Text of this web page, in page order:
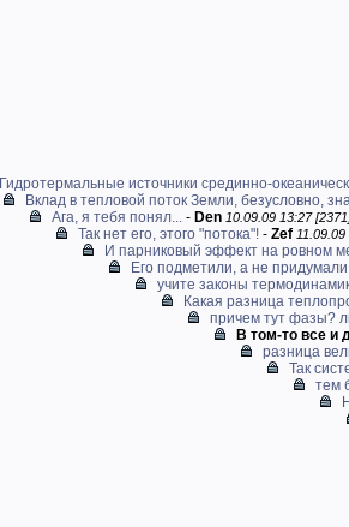
Гидротермальные источники срединно-
Вклад в тепловой поток Земли, безусловно,
Ага, я тебя понял... - Den 10.09.09 13:27
Так нет его, этого "потока"! - Zef
И парниковый эффект на ровном
Его подметили, а не придумали
учите законы
Какая разница
причем тут фазы?
В том-то все и
разница
Так
тем